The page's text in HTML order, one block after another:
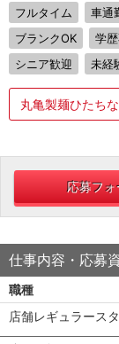
フルタイム
車通
ブランクOK
学
シニア歓迎
未経
丸亀製麺ひたち
応募フォ
仕事内容・応募
職種
店舗レギュラース